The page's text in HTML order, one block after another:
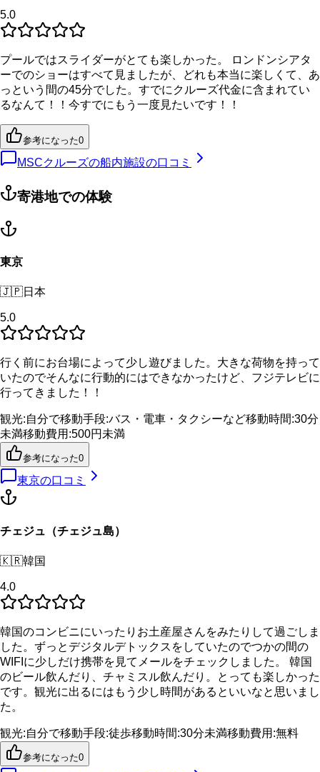
5.0
プールではスライダーがとても楽しかった。 ロンドンシアタ
ーでのショーはすべて見ましたが、どれも本当に楽しくて、あ
っという間の45分でした。すでにクルーズ代金に含まれてい
るなんて！！今すでにもう一度見たいです！！
参考になった0
MSCクルーズの船内施設の口コミ
寄港地での体験
東京
🇯🇵日本
5.0
行く前にお台場によって少し遊びました。大きな荷物を持って
いたのでそんなに行動的にはできなかったけど、フジテレビに
行ってきました！！
観光:自分で移動手段:バス・電車・タクシーなど移動時間:30分
未満移動費用 :500円未満
参考になった0
東京の口コミ
チェジュ（チェジュ島）
🇰🇷韓国
4.0
韓国のコンビニにいったりお土産屋さんをみたりして過ごしま
した。ずっとデジタルデトックスをしていたのでつかの間の
WIFIに少しだけ携帯を見てメールをチェックしました。 韓国
のビール飲んだり、チャミスル飲んだり。とっても楽しかった
です。観光に出るにはもう少し時間があるといいなと思いまし
た。
観光:自分で移動手段:徒歩移動時間:30分未満移動費用 :無料
参考になった0